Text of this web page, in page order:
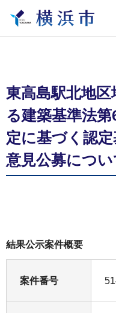
東高島駅北地
る建築基準法
定に基づく認
意見公募につい
結果公示案件概要
案件番号